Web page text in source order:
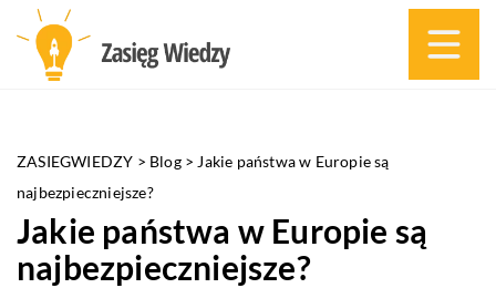
ZASIEGWIEDZY > Blog> Jakie państwa w Europie są
najbezpieczniejsze?
Jakie państwa w Europie są
najbezpieczniejsze?